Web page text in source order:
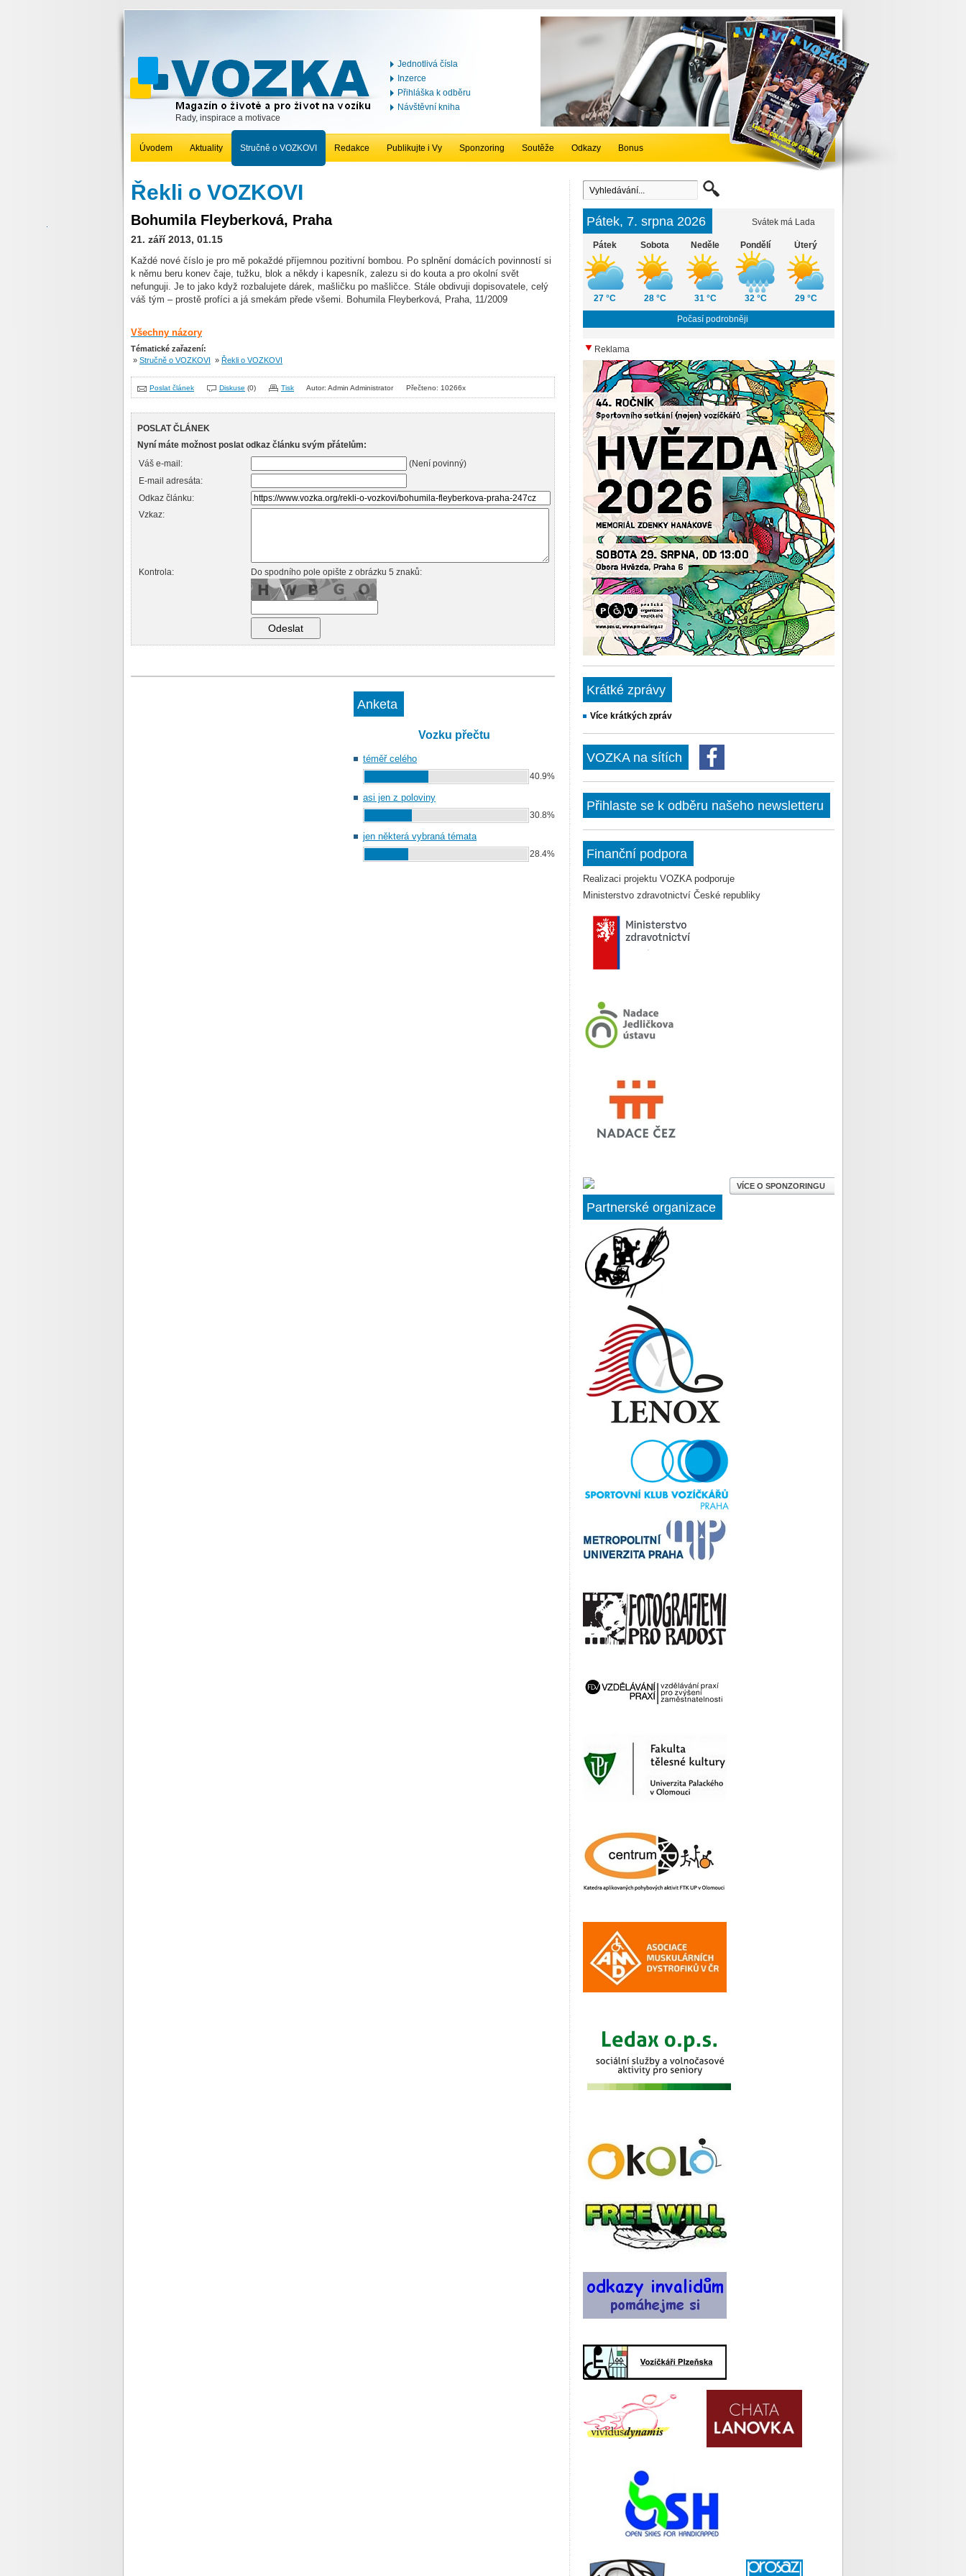
Rady, inspirace a motivace
Jednotlivá čísla
Inzerce
Přihláška k odběru
Návštěvní kniha
Úvodem Aktuality Stručně o VOZKOVI Redakce Publikujte i Vy Sponzoring Soutěže Odkazy Bonus
Řekli o VOZKOVI
Bohumila Fleyberková, Praha
21. září 2013, 01.15
Každé nové číslo je pro mě pokaždé příjemnou pozitivní bombou. Po splnění domácích povinností si
k němu beru konev čaje, tužku, blok a někdy i kapesník, zalezu si do kouta a pro okolní svět
nefunguji. Je to jako když rozbalujete dárek, mašličku po mašličce. Stále obdivuji dopisovatele, celý
váš tým – prostě profíci a já smekám přede všemi. Bohumila Fleyberková, Praha, 11/2009
Všechny názory
Tématické zařazení:
» Stručně o VOZKOVI » Řekli o VOZKOVI
Poslat článek Diskuse (0) Tisk Autor: Admin Administrator Přečteno: 10266x
POSLAT ČLÁNEK
Nyní máte možnost poslat odkaz článku svým přátelům:
Váš e-mail:
(Není povinný)
E-mail adresáta:
Odkaz článku:
Vzkaz:
Kontrola: Do spodního pole opište z obrázku 5 znaků:
Anketa
Vozku přečtu
téměř celého
40.9%
asi jen z poloviny
30.8%
jen některá vybraná témata
28.4%
Pátek, 7. srpna 2026 Svátek má Lada
Pátek
27 °C
Sobota
28 °C
Neděle
31 °C
Pondělí
32 °C
Úterý
29 °C
Počasí podrobněji
Reklama
Krátké zprávy
Více krátkých zpráv
VOZKA na sítích
Přihlaste se k odběru našeho newsletteru
Finanční podpora
Realizaci projektu VOZKA podporuje
Ministerstvo zdravotnictví České republiky
VÍCE O SPONZORINGU
Partnerské organizace